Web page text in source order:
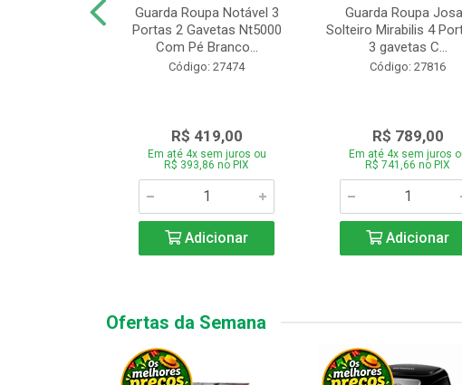
Guarda Roupa Notável 3
Portas 2 Gavetas Nt5000
Com Pé Branco...
Código: 27474
R$ 419,00
Em até 4x sem juros ou
R$ 393,86 no PIX
Adicionar
Guarda Roupa
Solteiro Mirabilis 4
3 gavetas C...
Código: 27816
R$ 789,00
Em até 4x sem juros
R$ 741,66 no PIX
Adicionar
Ofertas da Semana